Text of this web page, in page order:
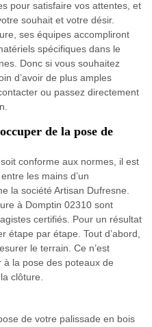
pour satisfaire vos attentes, et
souhait et votre désir.
ses équipes accompliront
spécifiques dans le
Donc si vous souhaitez
d’avoir de plus amples
ou passez directement
de la pose de
conforme aux normes, il est
les mains d’un
la société Artisan Dufresne.
à Domptin 02310 sont
certifiés. Pour un résultat
étape par étape. Tout d’abord,
le terrain. Ce n’est
à la pose des poteaux de
clôture.
de votre palissade en bois